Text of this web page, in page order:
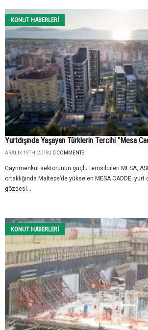
KONUT HABERLERI
Yurtdışında Yaşayan Türklerin Tercihi "Mesa
ARALIK 19TH, 2018 | 0 COMMENTS
Gayrimenkul sektörünün güçlü temsilcileri MESA,
ortaklığında Maltepe’de yükselen MESA CADDE, yurt
gözdesi...
KONUT HABERLERI